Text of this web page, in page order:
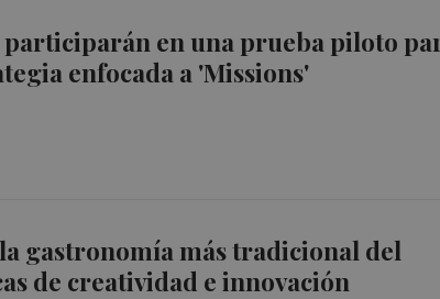
en una prueba piloto
enfocada a 'Missions'
gastronomía más tradicional del
de creatividad e innovación